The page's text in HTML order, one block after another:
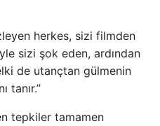
herkes, sizi filmden
sizi şok eden, ardından
de utançtan gülmenin
tanır.”
tepkiler tamamen